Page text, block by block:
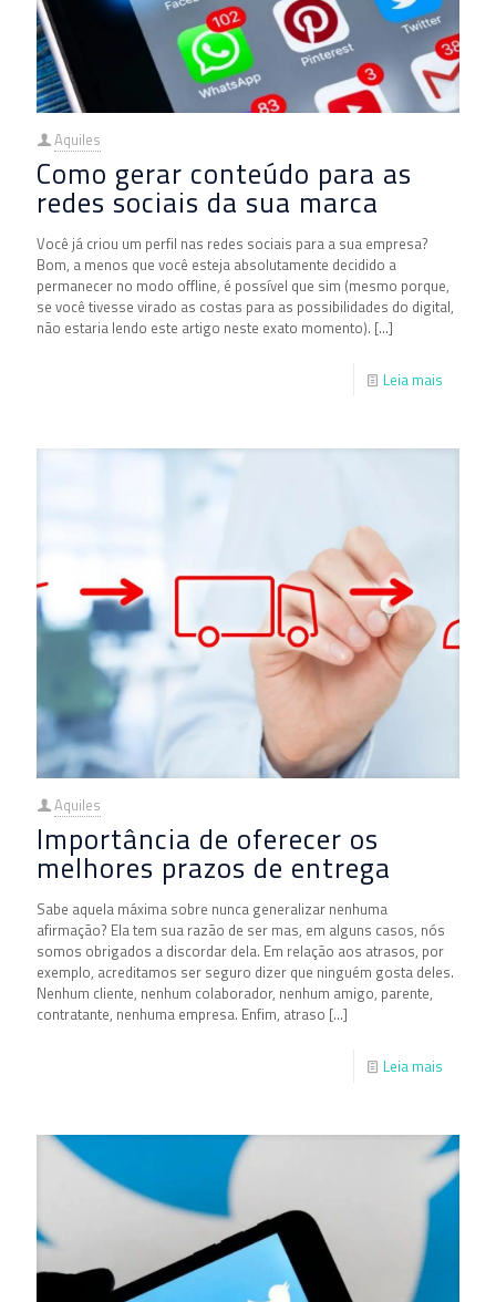
Aquiles
Como gerar conteúdo para as
redes sociais da sua marca
Você já criou um perfil nas redes sociais para a sua empresa?
Bom, a menos que você esteja absolutamente decidido a
permanecer no modo offline, é possível que sim (mesmo porque,
se você tivesse virado as costas para as possibilidades do digital,
não estaria lendo este artigo neste exato momento). […]
Leia mais
Aquiles
Importância de oferecer os
melhores prazos de entrega
Sabe aquela máxima sobre nunca generalizar nenhuma
afirmação? Ela tem sua razão de ser mas, em alguns casos, nós
somos obrigados a discordar dela. Em relação aos atrasos, por
exemplo, acreditamos ser seguro dizer que ninguém gosta deles.
Nenhum cliente, nenhum colaborador, nenhum amigo, parente,
contratante, nenhuma empresa. Enfim, atraso […]
Leia mais